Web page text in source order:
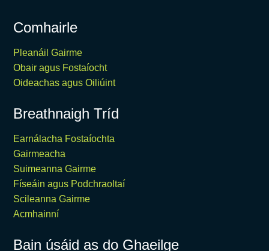
Comhairle
Pleanáil Gairme
Obair agus Fostaíocht
Oideachas agus Oiliúint
Breathnaigh Tríd
Earnálacha Fostaíochta
Gairmeacha
Suimeanna Gairme
Físeáin agus Podchraoltaí
Scileanna Gairme
Acmhainní
Bain úsáid as do Ghaeilge